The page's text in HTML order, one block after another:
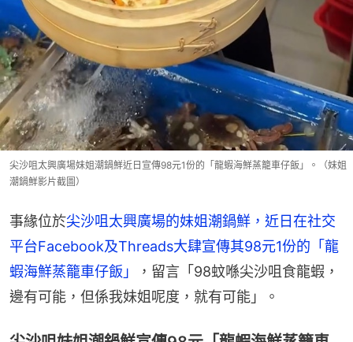
尖沙咀太興廣場妹姐潮鍋鮮近日宣傳98元1份的「龍蝦海鮮蒸籠車仔飯」。（妹姐
潮鍋鮮影片截圖）
事緣位於尖沙咀太興廣場的妹姐潮鍋鮮，近日在社交
平台Facebook及Threads大肆宣傳其98元1份的「龍
蝦海鮮蒸籠車仔飯」
，留言「98蚊喺尖沙咀食龍蝦，
邊有可能，但係我妹姐呢度，就有可能」。